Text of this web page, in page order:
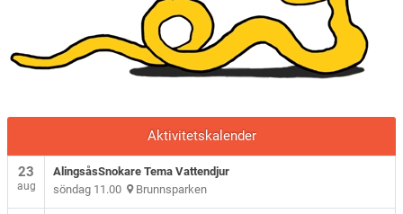
Aktivitetskalender
23
aug
AlingsåsSnokare Tema Vattendjur
söndag 11.00 Brunnsparken